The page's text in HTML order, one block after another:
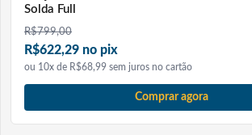
Solda Full
R$799,00
R$622,29 no pix
ou 10x de R$68,99 sem juros no cartão
Comprar agora